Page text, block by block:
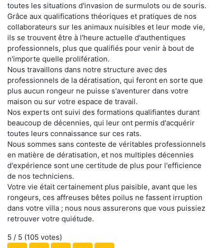
toutes les situations d'invasion de surmulots ou de souris.
Grâce aux qualifications théoriques et pratiques de nos
collaborateurs sur les animaux nuisibles et leur mode vie,
ils se trouvent être à l'heure actuelle d'authentiques
professionnels, plus que qualifiés pour venir à bout de
n'importe quelle prolifération.
Nous travaillons dans notre structure avec des
professionnels de la dératisation, qui feront en sorte que
plus aucun rongeur ne puisse s'aventurer dans votre
maison ou sur votre espace de travail.
Nos experts ont suivi des formations qualifiantes durant
beaucoup de décennies, qui leur ont permis d'acquérir
toutes leurs connaissance sur ces rats.
Nous sommes sans conteste de véritables professionnels
en matière de dératisation, et nos multiples décennies
d'expérience sont une certitude de plus pour l'efficience
de nos techniciens.
Votre vie était certainement plus paisible, avant que les
rongeurs, ces affreuses bêtes poilus ne fassent irruption
dans votre villa ; nous nous assurerons que vous puissiez
retrouver votre quiétude.
5 / 5 (105 votes)